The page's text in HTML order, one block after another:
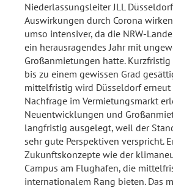
Niederlassungsleiter JLL
Auswirkungen durch Corona
umso intensiver, da die NRW-
ein herausragendes Jahr mit
Großanmietungen hatte.
bis zu einem gewissen Grad
mittelfristig wird Düsseldorf erneut
Nachfrage im Vermietungsmarkt
Neuentwicklungen und
langfristig ausgelegt, weil der
sehr gute Perspektiven verspricht.
Zukunftskonzepte wie der
Campus am Flughafen, die
internationalem Rang bieten. Das